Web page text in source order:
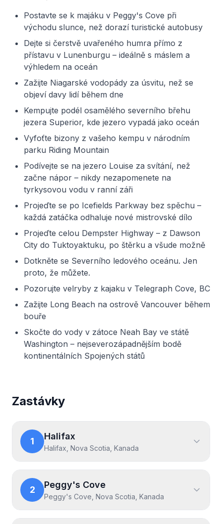
Postavte se k majáku v Peggy's Cove při
východu slunce, než dorazí turistické autobusy
Dejte si čerstvě uvařeného humra přímo z
přístavu v Lunenburgu – ideálně s máslem a
výhledem na oceán
Zažijte Niagarské vodopády za úsvitu, než se
objeví davy lidí během dne
Kempujte podél osamělého severního břehu
jezera Superior, kde jezero vypadá jako oceán
Vyfoťte bizony z vašeho kempu v národním
parku Riding Mountain
Podívejte se na jezero Louise za svítání, než
začne nápor – nikdy nezapomenete na
tyrkysovou vodu v ranní záři
Projeďte se po Icefields Parkway bez spěchu –
každá zatáčka odhaluje nové mistrovské dílo
Projeďte celou Dempster Highway – z Dawson
City do Tuktoyaktuku, po štěrku a všude možně
Dotkněte se Severního ledového oceánu. Jen
proto, že můžete.
Pozorujte velryby z kajaku v Telegraph Cove, BC
Zažijte Long Beach na ostrově Vancouver během
bouře
Skočte do vody v zátoce Neah Bay ve státě
Washington – nejseverozápadnějším bodě
kontinentálních Spojených států
Zastávky
1 Halifax
Halifax, Nova Scotia, Kanada
2 Peggy's Cove
Peggy's Cove, Nova Scotia, Kanada